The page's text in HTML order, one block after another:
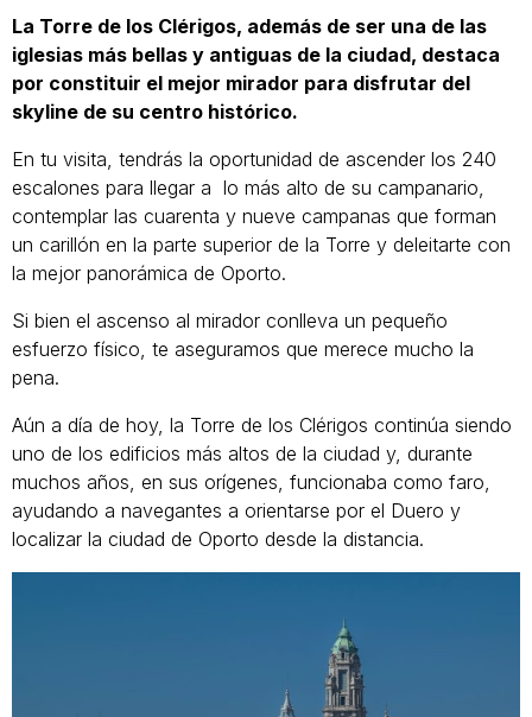
La Torre de los Clérigos, además de ser una de las
iglesias más bellas y antiguas de la ciudad, destaca
por constituir el mejor mirador para disfrutar del
skyline de su centro histórico.
En tu visita, tendrás la oportunidad de ascender los 240
escalones para llegar a lo más alto de su campanario,
contemplar las cuarenta y nueve campanas que forman
un carillón en la parte superior de la Torre y deleitarte con
la mejor panorámica de Oporto.
Si bien el ascenso al mirador conlleva un pequeño
esfuerzo físico, te aseguramos que merece mucho la
pena.
Aún a día de hoy, la Torre de los Clérigos continúa siendo
uno de los edificios más altos de la ciudad y, durante
muchos años, en sus orígenes, funcionaba como faro,
ayudando a navegantes a orientarse por el Duero y
localizar la ciudad de Oporto desde la distancia.